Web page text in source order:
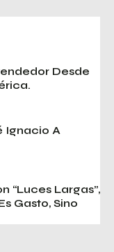
Desde
Ignacio A
“luces Largas”,
Gasto, Sino